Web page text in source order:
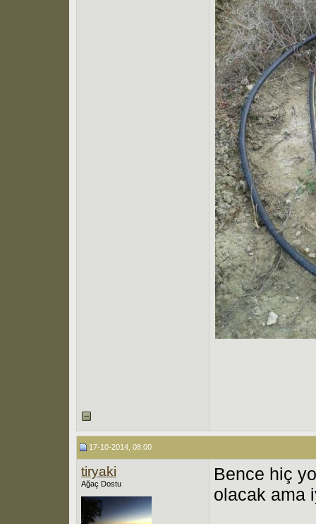
17-10-2014, 08:00
tiryaki
Ağaç Dostu
Bence hiç
olacak ama